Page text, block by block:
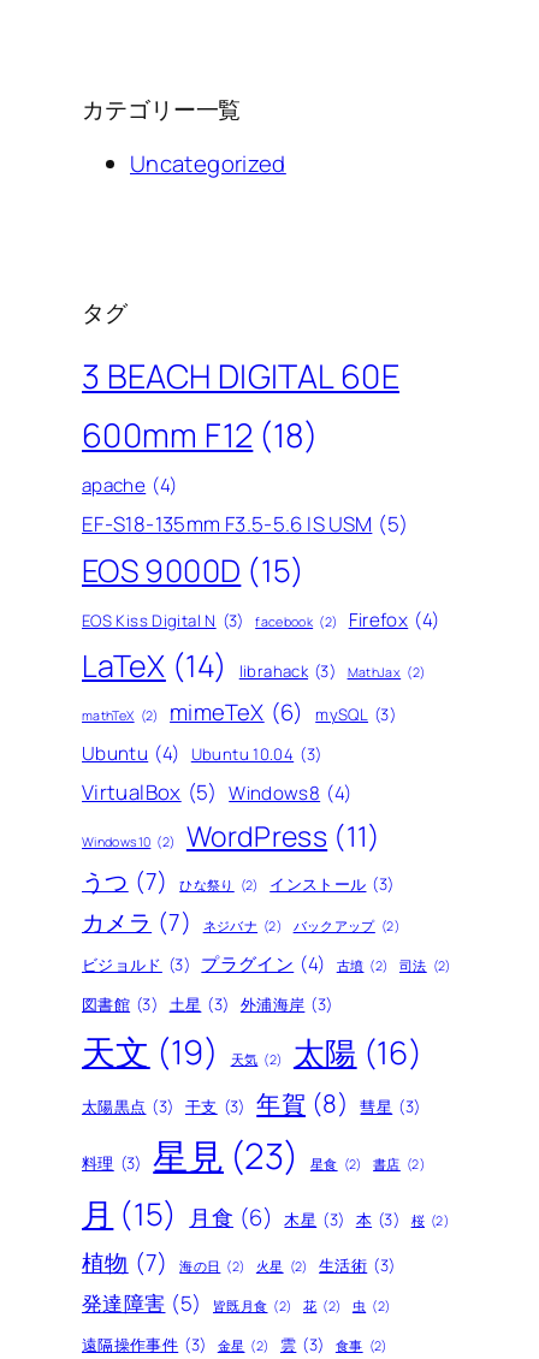
カテゴリー一覧
Uncategorized
タグ
3 BEACH DIGITAL 60E
600mm F12 (18)
apache (4)
EF-S18-135mm F3.5-5.6 IS USM (5)
EOS 9000D (15)
EOS Kiss Digital N (3) facebook (2) Firefox (4)
LaTeX (14) librahack (3) MathJax (2)
mathTeX (2) mimeTeX (6) mySQL (3)
Ubuntu (4) Ubuntu 10.04 (3)
VirtualBox (5) Windows8 (4)
Windows10 (2) WordPress (11)
うつ (7) ひな祭り (2) インストール (3)
カメラ (7) ネジバナ (2) バックアップ (2)
ビジョルド (3) プラグイン (4) 古墳 (2) 司法 (2)
図書館 (3) 土星 (3) 外浦海岸 (3)
天文 (19) 天気 (2) 太陽 (16)
太陽黒点 (3) 干支 (3) 年賀 (8) 彗星 (3)
料理 (3) 星見 (23) 星食 (2) 書店 (2)
月 (15) 月食 (6) 木星 (3) 本 (3) 桜 (2)
植物 (7) 海の日 (2) 火星 (2) 生活術 (3)
発達障害 (5) 皆既月食 (2) 花 (2) 虫 (2)
遠隔操作事件 (3) 金星 (2) 雲 (3) 食事 (2)